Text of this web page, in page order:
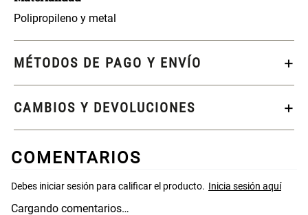
Polipropileno y metal
MÉTODOS DE PAGO Y ENVÍO
CAMBIOS Y DEVOLUCIONES
COMENTARIOS
Cargando comentarios…
Comoda Bambú con Puertas 80
x 33 x 80 cm
S/ 319.00S/ 254.90
Almohada Sensación Plumas
S/ 74.90
Plumón Pluma Set 2 Almohadas Hollow